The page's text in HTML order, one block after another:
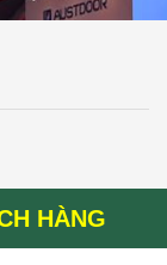
HÀNG